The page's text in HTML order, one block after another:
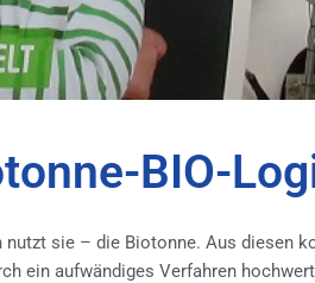
BIO-
nutzt sie – die Biotonne. Aus diesen
ein aufwändiges Verfahren